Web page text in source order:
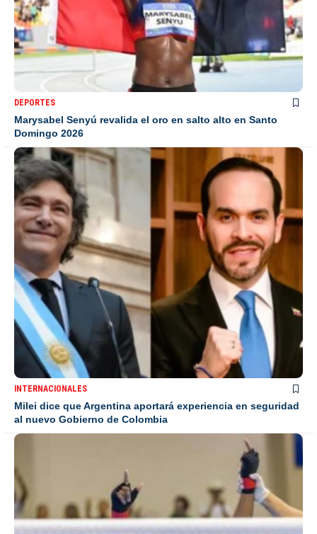
DEPORTES
Marysabel Senyú revalida el oro en salto alto en Santo
Domingo 2026
INTERNACIONALES
Milei dice que Argentina aportará experiencia en seguridad
al nuevo Gobierno de Colombia